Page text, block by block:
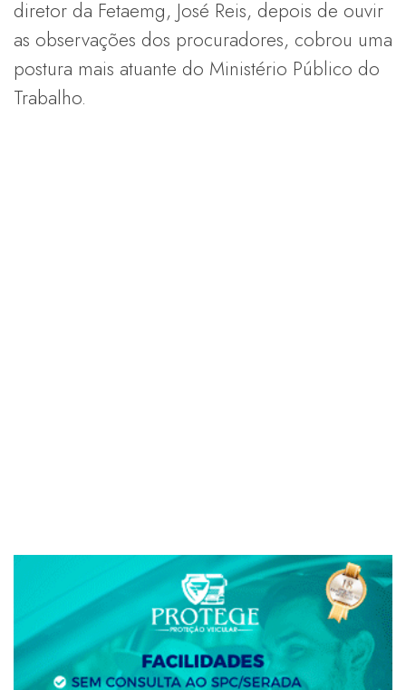
diretor da Fetaemg, José Reis, depois de ouvir
as observações dos procuradores, cobrou uma
postura mais atuante do Ministério Público do
Trabalho.